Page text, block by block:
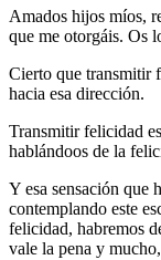
Amados hijos míos,
que me otorgáis. Os
Cierto que transmitir
hacia esa dirección.
Transmitir felicidad
hablándoos de la
Y esa sensación que
contemplando este
felicidad, habremos
vale la pena y